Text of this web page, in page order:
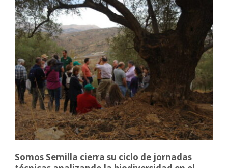
Somos Semilla cierra su ciclo de jornadas